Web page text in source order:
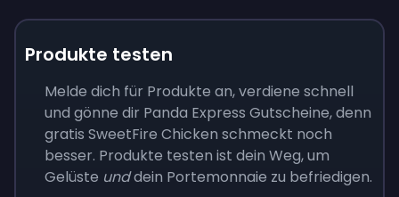
Produkte testen
Melde dich für Produkte an, verdiene schnell
und gönne dir Panda Express Gutscheine, denn
gratis SweetFire Chicken schmeckt noch
besser. Produkte testen ist dein Weg, um
Gelüste unddein Portemonnaie zu befriedigen.